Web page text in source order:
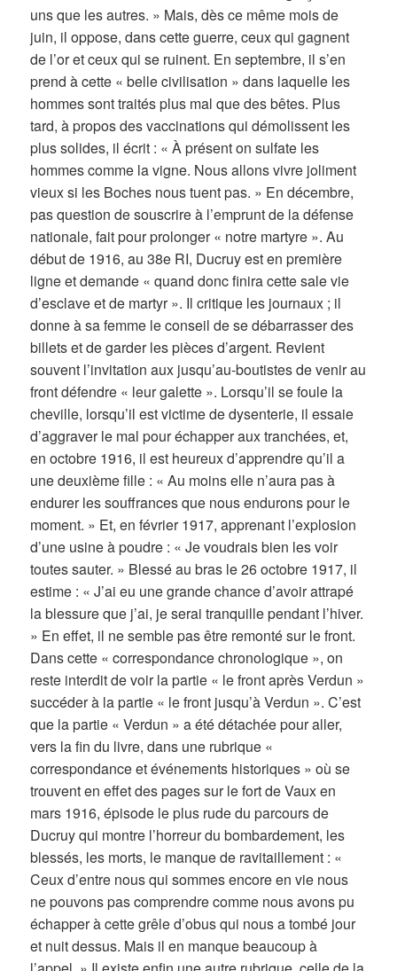
uns que les autres. » Mais, dès ce même mois de
juin, il oppose, dans cette guerre, ceux qui gagnent
de l’or et ceux qui se ruinent. En septembre, il s’en
prend à cette « belle civilisation » dans laquelle les
hommes sont traités plus mal que des bêtes. Plus
tard, à propos des vaccinations qui démolissent les
plus solides, il écrit : « À présent on sulfate les
hommes comme la vigne. Nous allons vivre joliment
vieux si les Boches nous tuent pas. » En décembre,
pas question de souscrire à l’emprunt de la défense
nationale, fait pour prolonger « notre martyre ». Au
début de 1916, au 38e RI, Ducruy est en première
ligne et demande « quand donc finira cette sale vie
d’esclave et de martyr ». Il critique les journaux ; il
donne à sa femme le conseil de se débarrasser des
billets et de garder les pièces d’argent. Revient
souvent l’invitation aux jusqu’au-boutistes de venir au
front défendre « leur galette ». Lorsqu’il se foule la
cheville, lorsqu’il est victime de dysenterie, il essaie
d’aggraver le mal pour échapper aux tranchées, et,
en octobre 1916, il est heureux d’apprendre qu’il a
une deuxième fille : « Au moins elle n’aura pas à
endurer les souffrances que nous endurons pour le
moment. » Et, en février 1917, apprenant l’explosion
d’une usine à poudre : « Je voudrais bien les voir
toutes sauter. » Blessé au bras le 26 octobre 1917, il
estime : « J’ai eu une grande chance d’avoir attrapé
la blessure que j’ai, je serai tranquille pendant l’hiver.
» En effet, il ne semble pas être remonté sur le front.
Dans cette « correspondance chronologique », on
reste interdit de voir la partie « le front après Verdun »
succéder à la partie « le front jusqu’à Verdun ». C’est
que la partie « Verdun » a été détachée pour aller,
vers la fin du livre, dans une rubrique «
correspondance et événements historiques » où se
trouvent en effet des pages sur le fort de Vaux en
mars 1916, épisode le plus rude du parcours de
Ducruy qui montre l’horreur du bombardement, les
blessés, les morts, le manque de ravitaillement : «
Ceux d’entre nous qui sommes encore en vie nous
ne pouvons pas comprendre comme nous avons pu
échapper à cette grêle d’obus qui nous a tombé jour
et nuit dessus. Mais il en manque beaucoup à